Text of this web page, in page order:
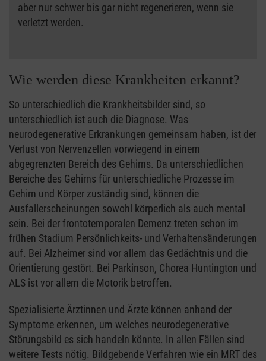
aber nur schwer bis gar nicht regenerieren, wenn sie
verletzt werden.
Wie werden diese Krankheiten erkannt?
So unterschiedlich die Krankheitsbilder sind, so
unterschiedlich ist auch die Diagnose. Was
neurodegenerative Erkrankungen gemeinsam haben, ist der
Verlust von Nervenzellen vorwiegend in einem
abgegrenzten Bereich des Gehirns. Da unterschiedlichen
Bereiche des Gehirns für unterschiedliche Prozesse im
Gehirn und Körper zuständig sind, können die
Ausfallerscheinungen sowohl körperlich als auch mental
sein. Bei der frontotemporalen Demenz treten schon im
frühen Stadium Persönlichkeits- und Verhaltensänderungen
auf. Bei Alzheimer sind vor allem das Gedächtnis und die
Orientierung gestört. Bei Parkinson, Chorea Huntington und
ALS ist vor allem die Motorik betroffen.
Spezialisierte Ärztinnen und Ärzte können anhand der
Symptome erkennen, um welches neurodegenerative
Störungsbild es sich handeln könnte. In allen Fällen sind
weitere Tests nötig. Bildgebende Verfahren wie ein MRT des